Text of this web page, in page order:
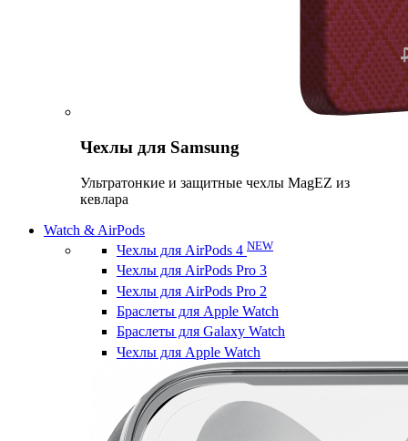
Чехлы для Samsung
Ультратонкие и защитные чехлы MagEZ из
кевлара
Watch & AirPods
Чехлы для AirPods 4 NEW
Чехлы для AirPods Pro 3
Чехлы для AirPods Pro 2
Браслеты для Apple Watch
Браслеты для Galaxy Watch
Чехлы для Apple Watch